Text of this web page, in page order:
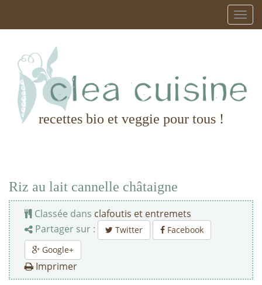
recettes bio et veggie pour tous !
Riz au lait cannelle châtaigne
Classée dans clafoutis et entremets
Partager sur :
Twitter
Facebook
Google+
Imprimer